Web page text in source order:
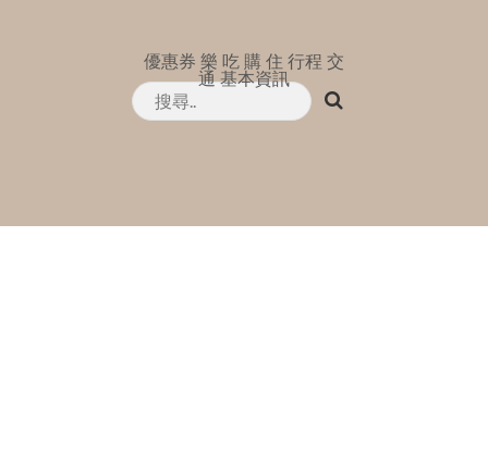
優惠券 樂 吃 購 住 行程 交
通 基本資訊